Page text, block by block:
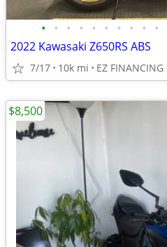
• • • • • • • • • •
2022 Kawasaki Z650RS ABS
7/17 10k mi EZ FINANCING
$8,500